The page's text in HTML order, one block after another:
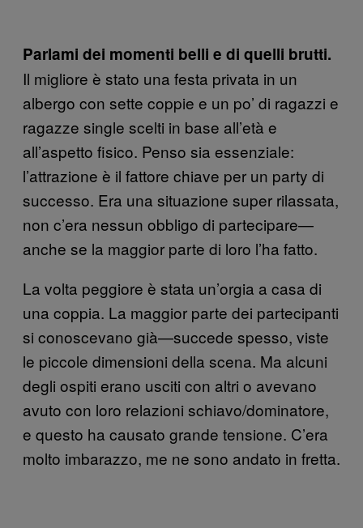
Parlami dei momenti belli e di quelli brutti.
Il migliore è stato una festa privata in un
albergo con sette coppie e un po’ di ragazzi e
ragazze single scelti in base all’età e
all’aspetto fisico. Penso sia essenziale:
l’attrazione è il fattore chiave per un party di
successo. Era una situazione super rilassata,
non c’era nessun obbligo di partecipare—
anche se la maggior parte di loro l’ha fatto.
La volta peggiore è stata un’orgia a casa di
una coppia. La maggior parte dei partecipanti
si conoscevano già—succede spesso, viste
le piccole dimensioni della scena. Ma alcuni
degli ospiti erano usciti con altri o avevano
avuto con loro relazioni schiavo/dominatore,
e questo ha causato grande tensione. C’era
molto imbarazzo, me ne sono andato in fretta.